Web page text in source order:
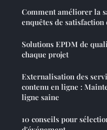
Comment améliorer la
enquêtes de satisfaction
Solutions EPDM de
chaque projet
Externalisation des
contenu en ligne :
ligne saine
10 conseils pour